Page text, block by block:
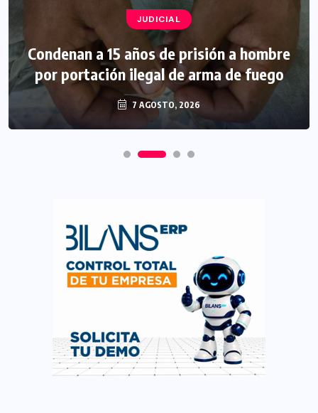
JUDICIAL
Condenan a 15 años de prisión a hombre
por portación ilegal de arma de fuego
7 AGOSTO, 2026